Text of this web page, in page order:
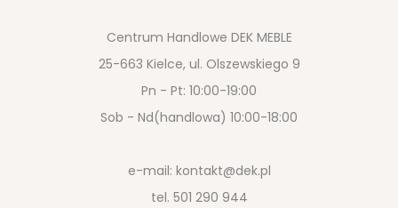
Centrum Handlowe DEK MEBLE
25-663 Kielce, ul. Olszewskiego 9
Pn - Pt: 10:00-19:00
Sob - Nd(handlowa) 10:00-18:00
e-mail: kontakt@dek.pl
tel. 501 290 944